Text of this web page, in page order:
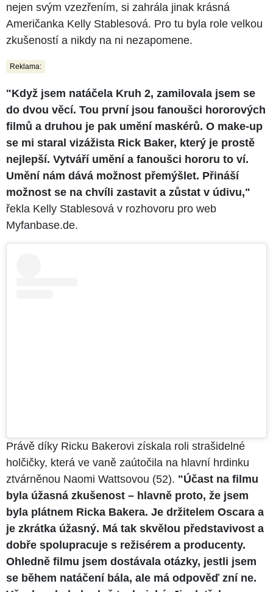
nejen svým vzezřením, si zahrála jinak krásná
Američanka Kelly Stablesová. Pro tu byla role velkou
zkušeností a nikdy na ni nezapomene.
Reklama:
"Když jsem natáčela Kruh 2, zamilovala jsem se
do dvou věcí. Tou první jsou fanoušci hororových
filmů a druhou je pak umění maskérů. O make-up
se mi staral vizážista Rick Baker, který je prostě
nejlepší. Vytváří umění a fanoušci hororu to ví.
Umění nám dává možnost přemýšlet. Přináší
možnost se na chvíli zastavit a zůstat v údivu,"
řekla Kelly Stablesová v rozhovoru pro web
Myfanbase.de.
Právě díky Ricku Bakerovi získala roli strašidelné
holčičky, která ve vaně zaútočila na hlavní hrdinku
ztvárněnou Naomi Wattsovou (52). "Účast na filmu
byla úžasná zkušenost – hlavně proto, že jsem
byla plátnem Ricka Bakera. Je držitelem Oscara a
je zkrátka úžasný. Má tak skvělou představivost a
dobře spolupracuje s režisérem a producenty.
Ohledně filmu jsem dostávala otázky, jestli jsem
se během natáčení bála, ale má odpověď zní ne.